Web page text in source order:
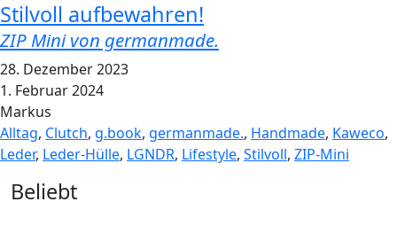
Stilvoll aufbewahren!
ZIP Mini von germanmade.
28. Dezember 2023
1. Februar 2024
Markus
Alltag, Clutch, g.book, germanmade., Handmade, Kaweco,
Leder, Leder-Hülle, LGNDR, Lifestyle, Stilvoll, ZIP-Mini
Widgets
Beliebt